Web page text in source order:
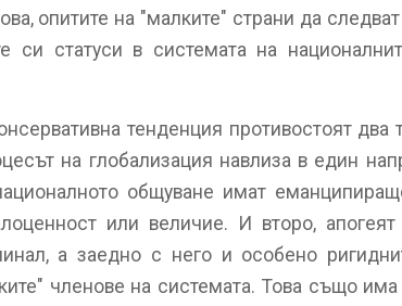
опитите на "малките" страни да
си статуси в системата на
тенденция противостоят два
на глобализация навлиза в един
общуване имат
или величие. И второ, апогеят
а заедно с него и особено
членове на системата. Това също има